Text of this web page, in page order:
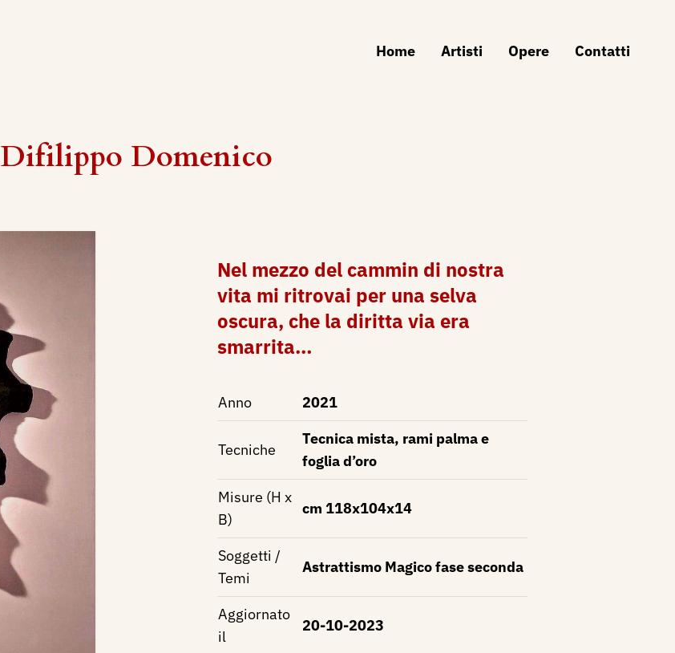
Home Artisti Opere Contatti
Difilippo Domenico
Nel mezzo del cammin di nostra
vita mi ritrovai per una selva
oscura, che la diritta via era
smarrita…
Anno 2021
Tecniche
Tecnica mista, rami palma e
foglia d’oro
Misure (H x
B)
cm 118x104x14
Soggetti /
Temi
Astrattismo Magico fase seconda
Aggiornato
il
20-10-2023